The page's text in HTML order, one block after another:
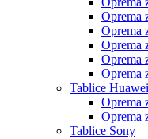
Oprema
Oprema
Oprema
Oprema
Oprema
Tablice Huawei
Oprema
Oprema
Tablice Sony